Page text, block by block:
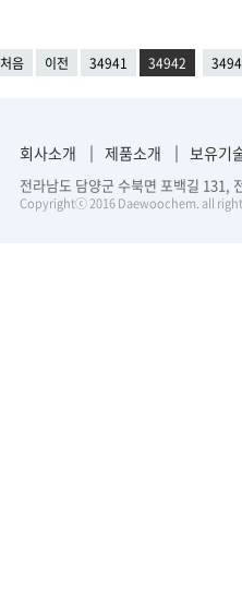
처음 이전 34941 34942
회사소개 제품소개 보유기
전라남도 담양군 수북면 포백길
Copyrightⓒ 2016 Daewoochem. all